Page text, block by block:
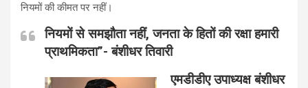
नियमों की कीमत पर नहीं।
नियमों से समझौता नहीं, जनता के हितों की रक्षा हमारी
प्राथमिकता”- बंशीधर तिवारी
एमडीडीए उपाध्यक्ष बंशीधर